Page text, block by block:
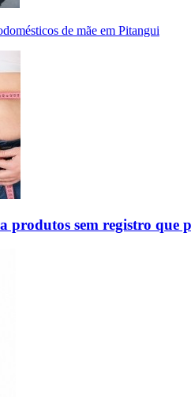
de mãe em Pitangui
sem registro que